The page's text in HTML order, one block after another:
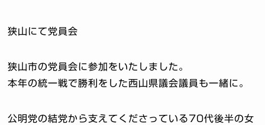
狭山にて党員会
狭山市の党員会に参加をいたしました。
本年の統一戦で勝利をした西山県議会議員も一緒に。
公明党の結党から支えてくださっている70代後半の女